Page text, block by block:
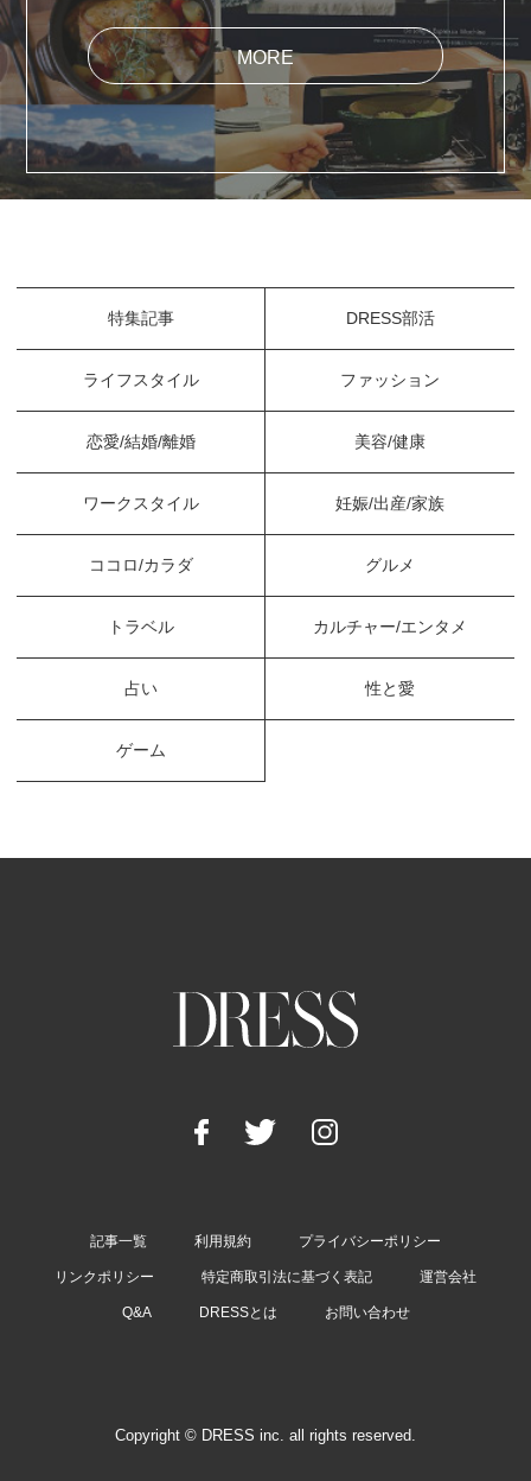
MORE
特集記事 DRESS部活
ライフスタイル ファッション
恋愛/結婚/離婚 美容/健康
ワークスタイル 妊娠/出産/家族
ココロ/カラダ グルメ
トラベル カルチャー/エンタメ
占い 性と愛
ゲーム
記事一覧 利用規約 プライバシーポリシー
リンクポリシー 特定商取引法に基づく表記 運営会社
Q&A DRESSとは お問い合わせ
Copyright © DRESS inc. all rights reserved.